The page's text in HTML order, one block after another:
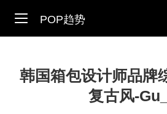
POP趋势
韩国箱包设计师品牌
复古风-